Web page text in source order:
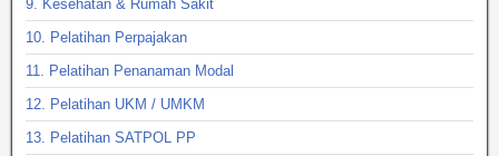
9. Kesehatan & Rumah Sakit
10. Pelatihan Perpajakan
11. Pelatihan Penanaman Modal
12. Pelatihan UKM / UMKM
13. Pelatihan SATPOL PP